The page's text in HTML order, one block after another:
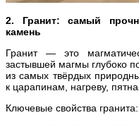
2. Гранит: самый
камень
Гранит — это
застывшей магмы глубоко
из самых твёрдых
к царапинам, нагреву,
Ключевые свойства гранита: